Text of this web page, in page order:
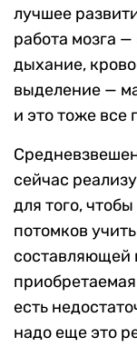
лучшее
работа мозга
дыхание,
выделение —
и это тоже все
сейчас
для того,
потомков
составляющей
есть
надо еще это